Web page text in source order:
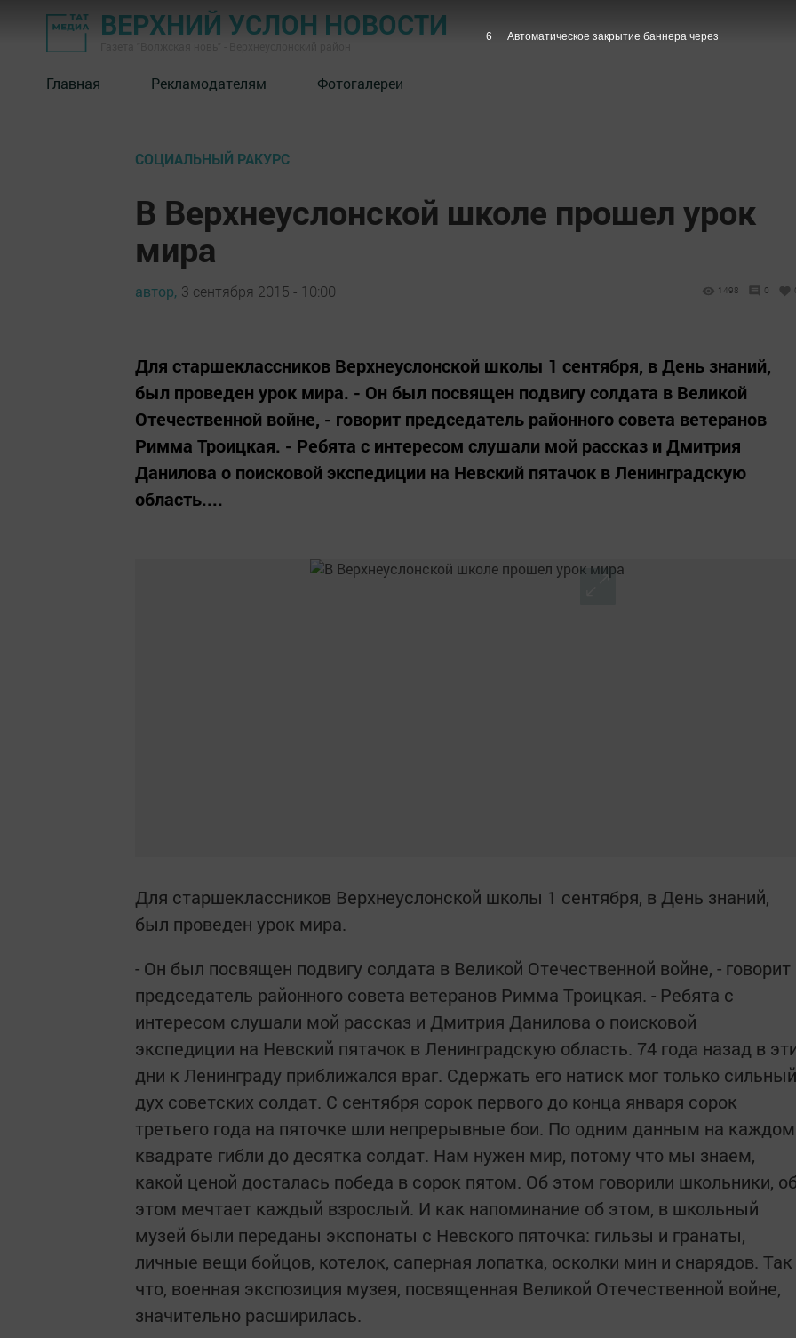
ВЕРХНИЙ УСЛОН НОВОСТИ
Главная Рекламодателям Фотогалереи
СОЦИАЛЬНЫЙ РАКУРС
В Верхнеуслонской школе прошел урок
мира
автор, 3 сентября 2015 - 10:00 1498 0
Для старшеклассников Верхнеуслонской школы 1 сентября, в День знаний,
был проведен урок мира. - Он был посвящен подвигу солдата в Великой
Отечественной войне, - говорит председатель районного совета ветеранов
Римма Троицкая. - Ребята с интересом слушали мой рассказ и Дмитрия
Данилова о поисковой экспедиции на Невский пятачок в Ленинградскую
область....
Для старшеклассников Верхнеуслонской школы 1 сентября, в День знаний,
был проведен урок мира.
- Он был посвящен подвигу солдата в Великой Отечественной войне, - говорит
председатель районного совета ветеранов Римма Троицкая. - Ребята с
интересом слушали мой рассказ и Дмитрия Данилова о поисковой
экспедиции на Невский пятачок в Ленинградскую область. 74 года назад в
дни к Ленинграду приближался враг. Сдержать его натиск мог только сильный
дух советских солдат. С сентября сорок первого до конца января сорок
третьего года на пяточке шли непрерывные бои. По одним данным на каждом
квадрате гибли до десятка солдат. Нам нужен мир, потому что мы знаем,
какой ценой досталась победа в сорок пятом. Об этом говорили школьники, об
этом мечтает каждый взрослый. И как напоминание об этом, в школьный
музей были переданы экспонаты с Невского пяточка: гильзы и гранаты,
личные вещи бойцов, котелок, саперная лопатка, осколки мин и снарядов. Так
что, военная экспозиция музея, посвященная Великой Отечественной войне,
значительно расширилась.
5 Автоматическое закрытие баннера через